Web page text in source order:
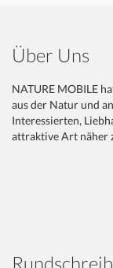
Über Uns
NATURE MOBILE
aus der Natur und
Interessierten,
attraktive Art näher